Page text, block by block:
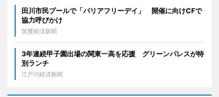
田川市民プールで「バリアフリーデイ」 開催に向けCFで
協力呼びかけ
筑豊経済新聞
3年連続甲子園出場の関東一高を応援 グリーンパレスが特
別ランチ
江戸川経済新聞